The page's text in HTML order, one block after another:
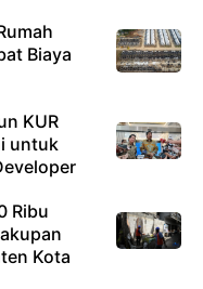
Biaya
KUR
untuk
Ribu
Kota